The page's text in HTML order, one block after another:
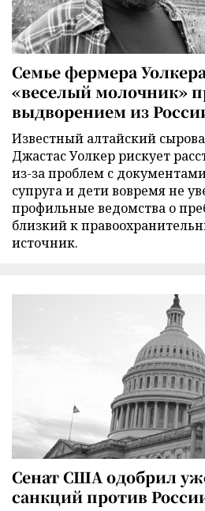
Семье фермера
«веселый молочник»
выдворением из
Известный алтайский
Джастас Уолкер рискует
из-за проблем с
супруга и дети вовремя не
профильные ведомства о
близкий к
источник.
Сенат США одобрил
санкций против